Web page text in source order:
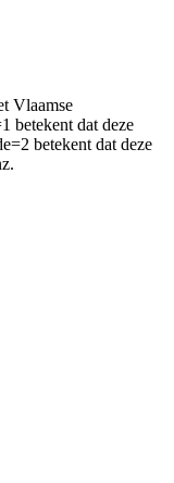
Vlaamse
betekent dat deze
betekent dat deze